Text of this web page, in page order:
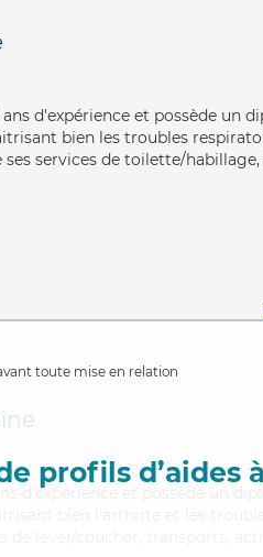
d'expérience et possède un
bien les troubles
services de toilette/
toute mise en relation
profils d’aides à
d'expérience et possède un
bien l'arthrite et les troubles